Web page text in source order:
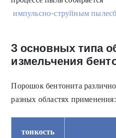
импульсно-струйным
3 основных типа
измельчения
Порошок бентонита
разных областях применения:
тонкость